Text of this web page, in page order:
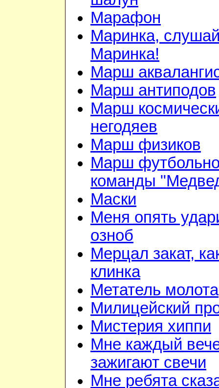
Марафон
Маринка,
Маринка!
Марш
Марш антиподов
Марш
негодяев
Марш физиков
Марш
команды
Маски
Меня опять
озноб
Мерцал закат,
клинка
Метатель молота
Милицейский
Мистерия хиппи
Мне каждый
зажигают свечи
Мне ребята